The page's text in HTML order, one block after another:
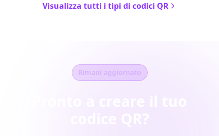
Visualizza tutti i tipi di codici QR
Rimani aggiornato